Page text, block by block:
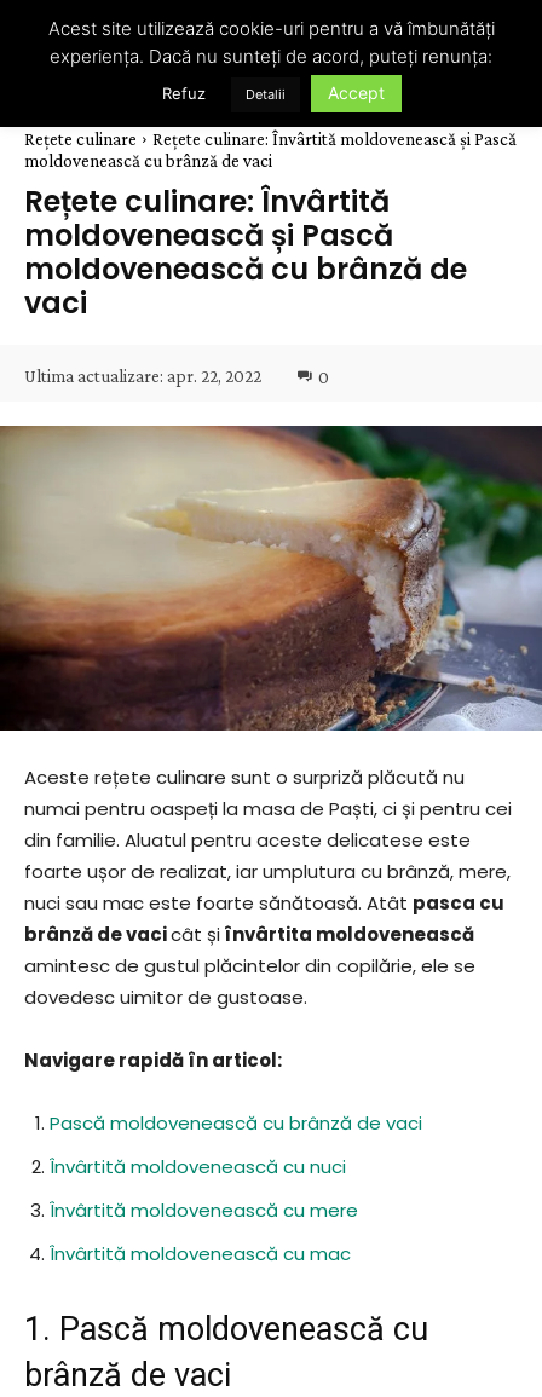
Rețete culinare
Rețete culinare: Învârtită moldovenească și Pască
moldovenească cu brânză de vaci
Rețete culinare: Învârtită
moldovenească și Pască
moldovenească cu brânză de
vaci
Ultima actualizare: apr. 22, 2022 0
Aceste rețete culinare sunt o surpriză plăcută nu
numai pentru oaspeți la masa de Paști, ci și pentru cei
din familie. Aluatul pentru aceste delicatese este
foarte ușor de realizat, iar umplutura cu brânză, mere,
nuci sau mac este foarte sănătoasă. Atât pasca cu
brânză de vacicât șiînvârtita moldovenească
amintesc de gustul plăcintelor din copilărie, ele se
dovedesc uimitor de gustoase.
Navigare rapidă în articol:
Pască moldovenească cu brânză de vaci
Învârtită moldovenească cu nuci
Învârtită moldovenească cu mere
Învârtită moldovenească cu mac
1. Pască moldovenească cu
brânză de vaci
Acest site utilizează cookie-uri pentru a vă îmbunătăți
experiența. Dacă nu sunteți de acord, puteți renunța:
Refuz Detalii Accept